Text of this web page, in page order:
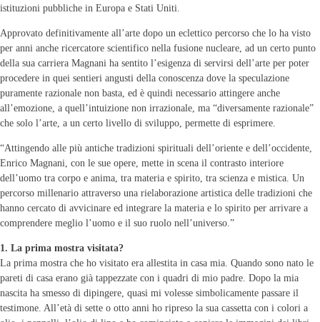
istituzioni pubbliche in Europa e Stati Uniti.
Approvato definitivamente all’arte dopo un eclettico percorso che lo ha visto
per anni anche ricercatore scientifico nella fusione nucleare, ad un certo punto
della sua carriera Magnani ha sentito l’esigenza di servirsi dell’arte per poter
procedere in quei sentieri angusti della conoscenza dove la speculazione
puramente razionale non basta, ed è quindi necessario attingere anche
all’emozione, a quell’intuizione non irrazionale, ma “diversamente razionale”
che solo l’arte, a un certo livello di sviluppo, permette di esprimere.
“Attingendo alle più antiche tradizioni spirituali dell’oriente e dell’occidente,
Enrico Magnani, con le sue opere, mette in scena il contrasto interiore
dell’uomo tra corpo e anima, tra materia e spirito, tra scienza e mistica. Un
percorso millenario attraverso una rielaborazione artistica delle tradizioni che
hanno cercato di avvicinare ed integrare la materia e lo spirito per arrivare a
comprendere meglio l’uomo e il suo ruolo nell’universo.”
1. La prima mostra visitata?
La prima mostra che ho visitato era allestita in casa mia. Quando sono nato le
pareti di casa erano già tappezzate con i quadri di mio padre. Dopo la mia
nascita ha smesso di dipingere, quasi mi volesse simbolicamente passare il
testimone. All’età di sette o otto anni ho ripreso la sua cassetta con i colori a